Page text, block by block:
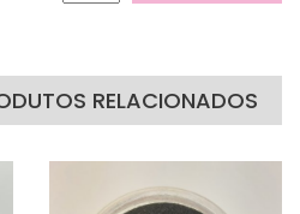
RELACIONADOS